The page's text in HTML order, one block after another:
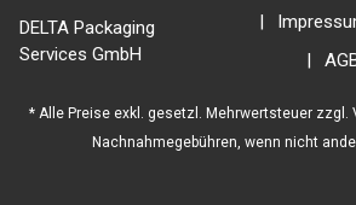
DELTA Packaging
Services GmbH
* Alle Preise exkl. gesetzl. Mehrwertsteuer zzgl.
Nachnahmegebühren, wenn nicht